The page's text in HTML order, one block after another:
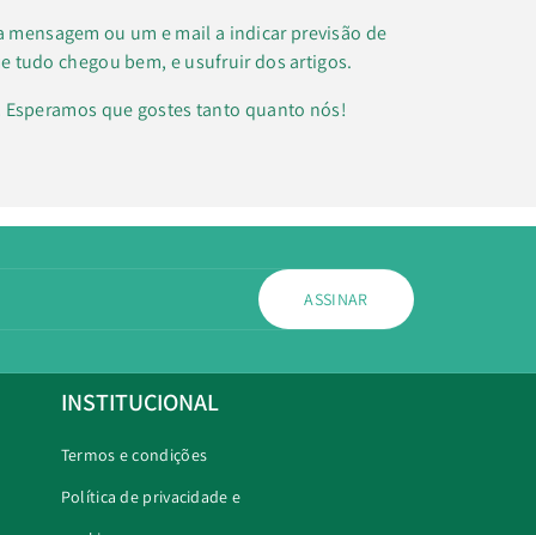
ou um e mail a indicar previsão de
tudo chegou bem, e usufruir dos artigos.
que gostes tanto quanto nós!
ASSINAR
INSTITUCIONAL
Termos e condições
Política de privacidade e